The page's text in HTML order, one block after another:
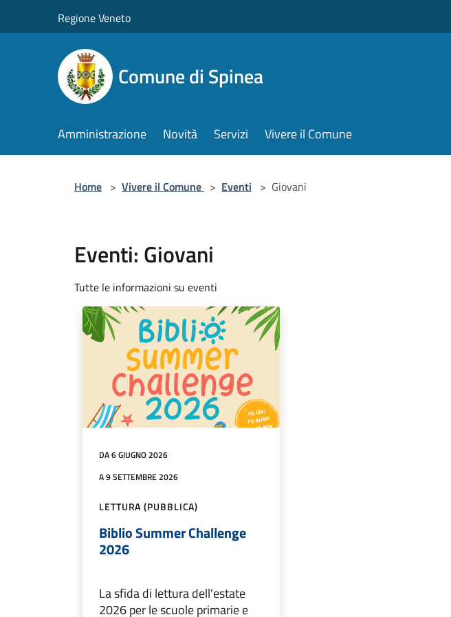
Regione Veneto
Comune di Spinea
Amministrazione Novità Servizi Vivere il Comune
Home > Vivere il Comune > Eventi > Giovani
Eventi: Giovani
Tutte le informazioni su eventi
DA 6 GIUGNO 2026
A 9 SETTEMBRE 2026
LETTURA (PUBBLICA)
Biblio Summer Challenge
2026
La sfida di lettura dell'estate
2026 per le scuole primarie e